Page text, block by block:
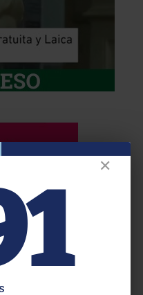
✕